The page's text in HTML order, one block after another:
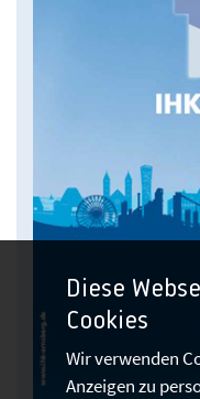
Diese
Cookies
Wir verwenden
Anzeigen zu